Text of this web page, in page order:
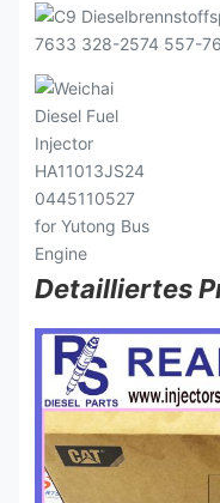
Detailliertes